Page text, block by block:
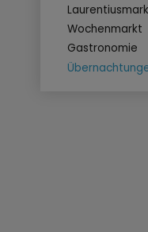
Wochenmarkt
Gastronomie